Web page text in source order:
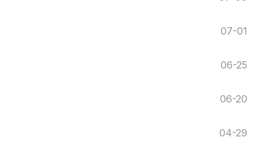
07-01
06-25
06-20
04-29